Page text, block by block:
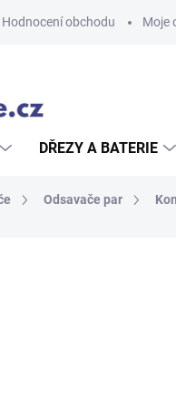
Hodnocení obchodu Moje
DŘEZY A BATERIE
Odsavače par